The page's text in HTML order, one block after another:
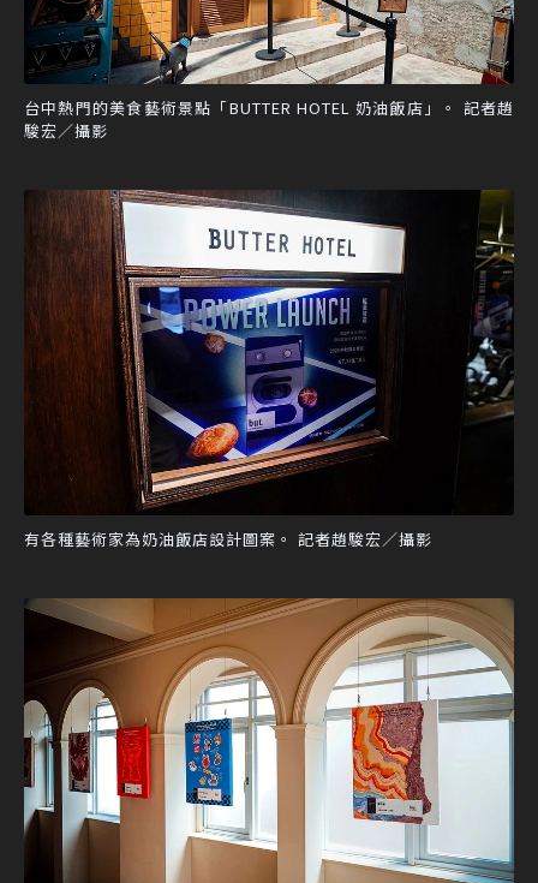
台中熱門的美食藝術景點「BUTTER HOTEL 奶油飯店」。 記者趙
駿宏／攝影
有各種藝術家為奶油飯店設計圖案。 記者趙駿宏／攝影